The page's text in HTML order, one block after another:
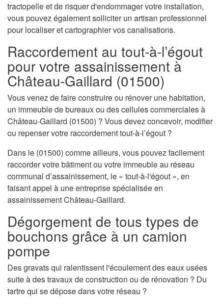
tractopelle et de risquer d'endommager votre installation,
vous pouvez également solliciter un artisan professionnel
pour localiser et cartographier vos canalisations.
Raccordement au tout-à-l’égout
pour votre assainissement à
Château-Gaillard (01500)
Vous venez de faire construire ou rénover une habitation,
un immeuble de bureaux ou des cellules commerciales à
Château-Gaillard (01500) ? Vous devez concevoir, modifier
ou repenser votre raccordement tout-à-l’égout ?
Dans le (01500) comme ailleurs, vous pouvez facilement
raccorder votre bâtiment ou votre immeuble au réseau
communal d’assainissement, le « tout-à-l'égout », en
faisant appel à une entreprise spécialisée en
assainissement Château-Gaillard.
Dégorgement de tous types de
bouchons grâce à un camion
pompe
Des gravats qui ralentissent l'écoulement des eaux usées
suite à des travaux de construction ou de rénovation ? Du
tartre qui se dépose dans votre réseau ?